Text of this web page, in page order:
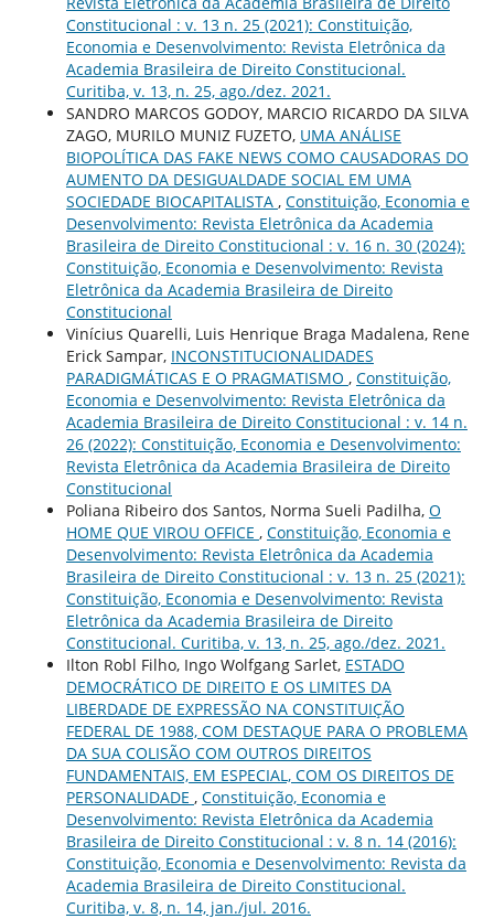
Constitucional : v. 13 n. 25 (2021): Constituição,
Economia e Desenvolvimento: Revista Eletrônica da
Academia Brasileira de Direito Constitucional.
Curitiba, v. 13, n. 25, ago./dez. 2021.
SANDRO MARCOS GODOY, MARCIO RICARDO DA SILVA
ZAGO, MURILO MUNIZ FUZETO, UMA ANÁLISE
BIOPOLÍTICA DAS FAKE NEWS COMO CAUSADORAS DO
AUMENTO DA DESIGUALDADE SOCIAL EM UMA
SOCIEDADE BIOCAPITALISTA , Constituição, Economia e
Desenvolvimento: Revista Eletrônica da Academia
Brasileira de Direito Constitucional : v. 16 n. 30 (2024):
Constituição, Economia e Desenvolvimento: Revista
Eletrônica da Academia Brasileira de Direito
Constitucional
Vinícius Quarelli, Luis Henrique Braga Madalena, Rene
Erick Sampar, INCONSTITUCIONALIDADES
PARADIGMÁTICAS E O PRAGMATISMO , Constituição,
Economia e Desenvolvimento: Revista Eletrônica da
Academia Brasileira de Direito Constitucional : v. 14 n.
26 (2022): Constituição, Economia e Desenvolvimento:
Revista Eletrônica da Academia Brasileira de Direito
Constitucional
Poliana Ribeiro dos Santos, Norma Sueli Padilha, O
HOME QUE VIROU OFFICE , Constituição, Economia e
Desenvolvimento: Revista Eletrônica da Academia
Brasileira de Direito Constitucional : v. 13 n. 25 (2021):
Constituição, Economia e Desenvolvimento: Revista
Eletrônica da Academia Brasileira de Direito
Constitucional. Curitiba, v. 13, n. 25, ago./dez. 2021.
Ilton Robl Filho, Ingo Wolfgang Sarlet, ESTADO
DEMOCRÁTICO DE DIREITO E OS LIMITES DA
LIBERDADE DE EXPRESSÃO NA CONSTITUIÇÃO
FEDERAL DE 1988, COM DESTAQUE PARA O PROBLEMA
DA SUA COLISÃO COM OUTROS DIREITOS
FUNDAMENTAIS, EM ESPECIAL, COM OS DIREITOS DE
PERSONALIDADE , Constituição, Economia e
Desenvolvimento: Revista Eletrônica da Academia
Brasileira de Direito Constitucional : v. 8 n. 14 (2016):
Constituição, Economia e Desenvolvimento: Revista da
Academia Brasileira de Direito Constitucional.
Curitiba, v. 8, n. 14, jan./jul. 2016.